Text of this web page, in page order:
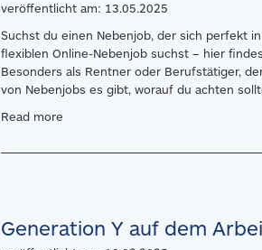
veröffentlicht am: 13.05.2025
Suchst du einen Nebenjob, der sich perfekt
flexiblen Online-Nebenjob suchst – hier
Besonders als Rentner oder Berufstätiger,
von Nebenjobs es gibt, worauf du achten
Read more
Generation Y auf dem